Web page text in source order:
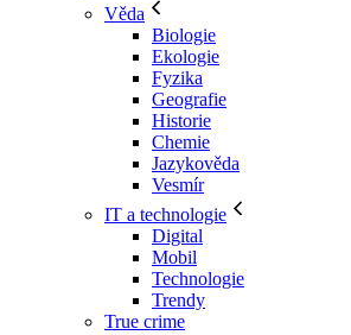
Věda
Biologie
Ekologie
Fyzika
Geografie
Historie
Chemie
Jazykověda
Vesmír
IT a technologie
Digital
Mobil
Technologie
Trendy
True crime